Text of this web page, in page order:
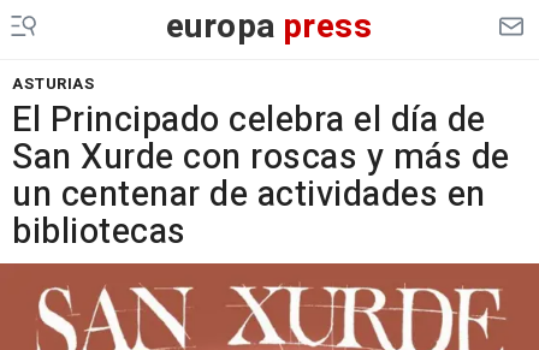
europa press
ASTURIAS
El Principado celebra el día de
San Xurde con roscas y más de
un centenar de actividades en
bibliotecas